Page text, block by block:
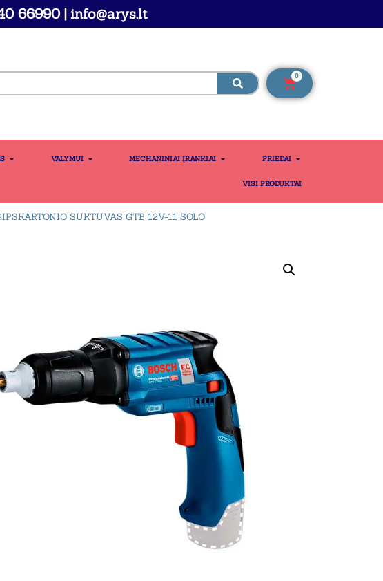
66990 | info@arys.lt
0
VALYMUI MECHANINIAI ĮRANKIAI PRIEDAI
VISI PRODUKTAI
SUKTUVAS GTB 12V-11 SOLO